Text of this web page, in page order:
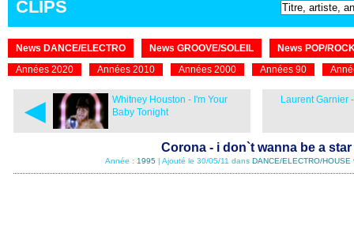
CLIPS
News DANCE/ELECTRO News GROOVE/SOLEIL
News POP/
Années 2020
Années 2010 Années 2000 Années 90
◄
Whitney Houston - I'm Your
Baby Tonight
Laurent Garnier
Corona - i don`t wanna be a star
Année : 1995| Ajouté le 30/05/11 dans DANCE/ELECTRO/HOUSE